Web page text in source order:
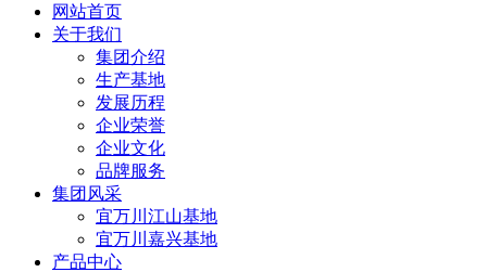
网站首页
关于我们
集团介绍
生产基地
发展历程
企业荣誉
企业文化
品牌服务
集团风采
宜万川江山基地
宜万川嘉兴基地
产品中心